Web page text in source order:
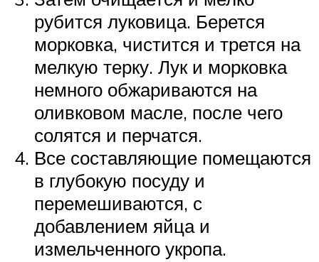
рубится луковица. Берется
морковка, чистится и трется на
мелкую терку. Лук и морковка
немного обжариваются на
оливковом масле, после чего
солятся и перчатся.
Все составляющие помещаются
в глубокую посуду и
перемешиваются, с
добавлением яйца и
измельченного укропа.